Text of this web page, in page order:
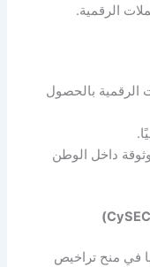
الرقمية بالحصول
داخل الوطن
في منح تراخيص